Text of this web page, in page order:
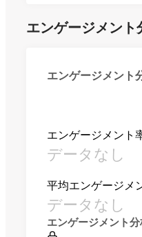
エンゲージメント
エンゲージメント
エンゲージメント
データなし
平均エンゲージメ
データなし
エンゲージメント